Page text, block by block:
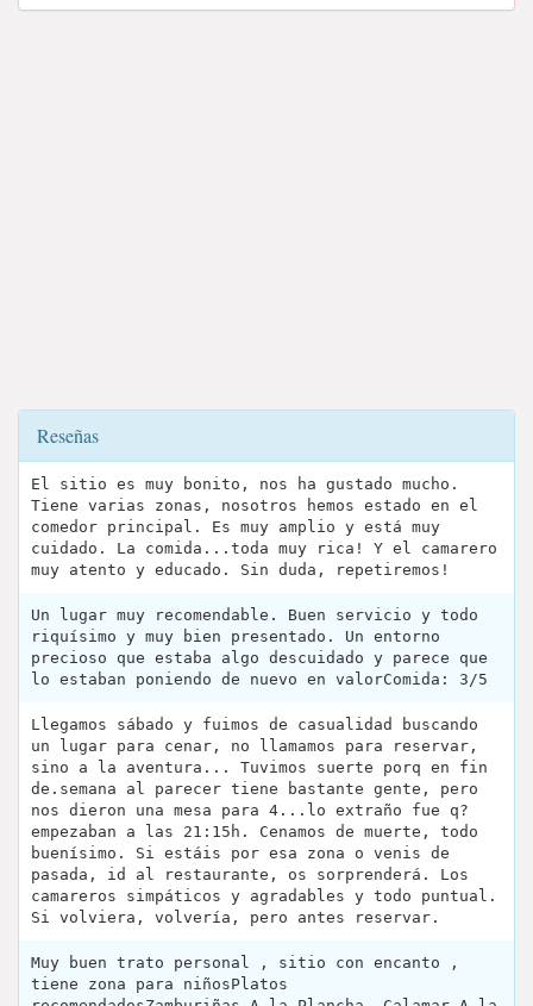
Reseñas
El sitio es muy bonito, nos ha gustado mucho.
Tiene varias zonas, nosotros hemos estado en el
comedor principal. Es muy amplio y está muy
cuidado. La comida...toda muy rica! Y el camarero
muy atento y educado. Sin duda, repetiremos!
Un lugar muy recomendable. Buen servicio y todo
riquísimo y muy bien presentado. Un entorno
precioso que estaba algo descuidado y parece que
lo estaban poniendo de nuevo en valorComida: 3/5
Llegamos sábado y fuimos de casualidad buscando
un lugar para cenar, no llamamos para reservar,
sino a la aventura... Tuvimos suerte porq en fin
de.semana al parecer tiene bastante gente, pero
nos dieron una mesa para 4...lo extraño fue q?
empezaban a las 21:15h. Cenamos de muerte, todo
buenísimo. Si estáis por esa zona o venis de
pasada, id al restaurante, os sorprenderá. Los
camareros simpáticos y agradables y todo puntual.
Si volviera, volvería, pero antes reservar.
Muy buen trato personal , sitio con encanto ,
tiene zona para niñosPlatos